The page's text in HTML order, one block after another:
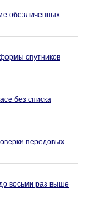
обезличенных
спутников
без списка
передовых
восьми раз выше